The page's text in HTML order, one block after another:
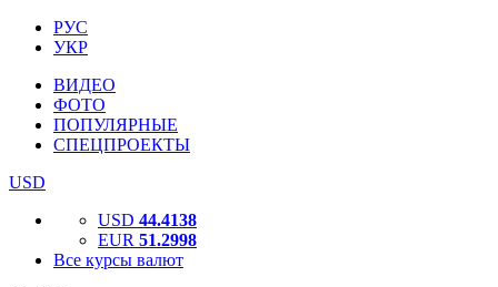
РУС
УКР
ВИДЕО
ФОТО
ПОПУЛЯРНЫЕ
СПЕЦПРОЕКТЫ
USD
USD 44.4138
EUR 51.2998
Все курсы валют